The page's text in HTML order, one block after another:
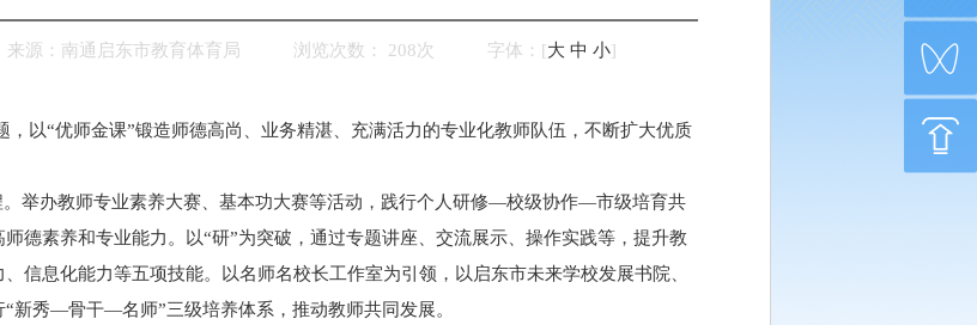
来源： 南通启东市教育体育局 浏览次数： 208次 字体： [大 中 小]
，以“优师金课”锻造师德高尚、业务精湛、充满活力的专业化教师队伍，不断扩大优质
。举办教师专业素养大赛、基本功大赛等活动，践行个人研修—校级协作—市级培育共
德素养和专业能力。以“研”为突破，通过专题讲座、交流展示、操作实践等，提升教
信息化能力等五项技能。以名师名校长工作室为引领，以启东市未来学校发展书院、
新秀—骨干—名师”三级培养体系，推动教师共同发展。